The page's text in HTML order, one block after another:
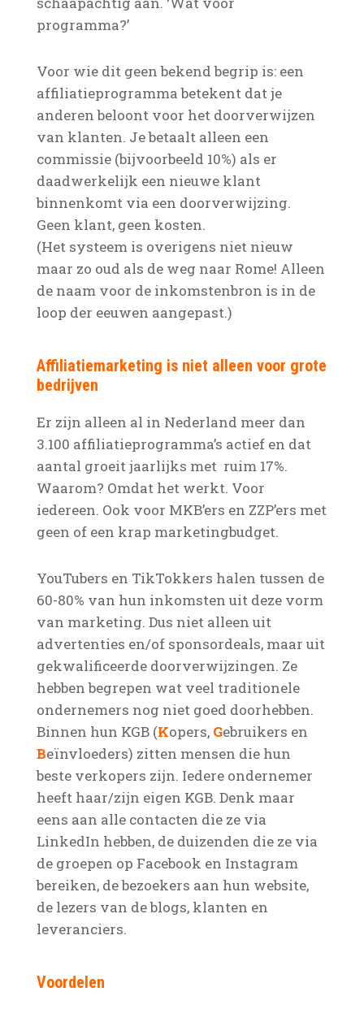
programma?’
Voor wie dit geen bekend begrip is: een
affiliatieprogramma betekent dat je
anderen beloont voor het doorverwijzen
van klanten. Je betaalt alleen een
commissie (bijvoorbeeld 10%) als er
daadwerkelijk een nieuwe klant
binnenkomt via een doorverwijzing.
Geen klant, geen kosten.
(Het systeem is overigens niet nieuw
maar zo oud als de weg naar Rome! Alleen
de naam voor de inkomstenbron is in de
loop der eeuwen aangepast.)
Affiliatiemarketing is niet alleen voor grote
bedrijven
Er zijn alleen al in Nederland meer dan
3.100 affiliatieprogramma’s actief en dat
aantal groeit jaarlijks met ruim 17%.
Waarom? Omdat het werkt. Voor
iedereen. Ook voor MKB’ers en ZZP’ers met
geen of een krap marketingbudget.
YouTubers en TikTokkers halen tussen de
60-80% van hun inkomsten uit deze vorm
van marketing. Dus niet alleen uit
advertenties en/of sponsordeals, maar uit
gekwalificeerde doorverwijzingen. Ze
hebben begrepen wat veel traditionele
ondernemers nog niet goed doorhebben.
Binnen hun KGB (Kopers, Gebruikers en
Beïnvloeders) zitten mensen die hun
beste verkopers zijn. Iedere ondernemer
heeft haar/zijn eigen KGB. Denk maar
eens aan alle contacten die ze via
LinkedIn hebben, de duizenden die ze via
de groepen op Facebook en Instagram
bereiken, de bezoekers aan hun website,
de lezers van de blogs, klanten en
leveranciers.
Voordelen